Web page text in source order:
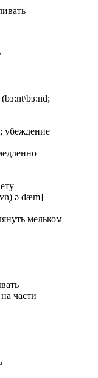
убеждение
ə dæm] –
мельком
части